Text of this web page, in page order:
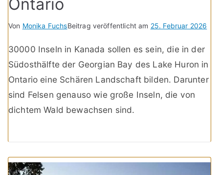
Ontario
Von Monika FuchsBeitrag veröffentlicht am 25. Februar 2026
30000 Inseln in Kanada sollen es sein, die in der
Südosthälfte der Georgian Bay des Lake Huron in
Ontario eine Schären Landschaft bilden. Darunter
sind Felsen genauso wie große Inseln, die von
dichtem Wald bewachsen sind.